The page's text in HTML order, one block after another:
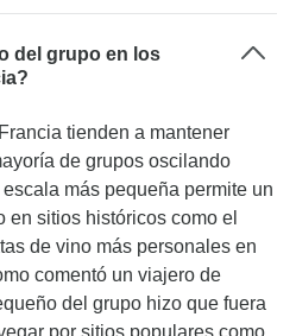
del grupo en los
tienden a mantener
de grupos oscilando
más pequeña permite un
en sitios históricos como el
de vino más personales en
comentó un viajero de
del grupo hizo que fuera
por sitios populares como